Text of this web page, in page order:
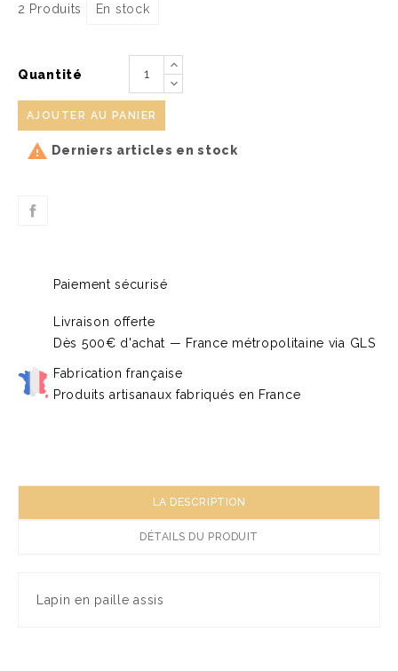
2 Produits En stock
Quantité
AJOUTER AU PANIER
 Derniers articles en stock
Paiement sécurisé
Livraison offerte
Dès 500€ d'achat — France métropolitaine via GLS
Fabrication française
Produits artisanaux fabriqués en France
LA DESCRIPTION
DÉTAILS DU PRODUIT
Lapin en paille assis